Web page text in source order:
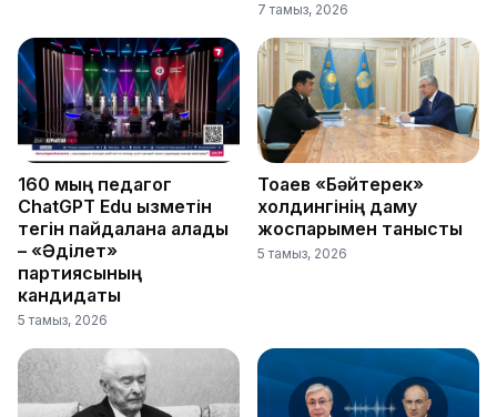
7 тамыз, 2026
160 мың педагог
ChatGPT Edu қызметін
тегін пайдалана алады
– «Әділет»
партиясының
кандидаты
5 тамыз, 2026
Тоқаев «Бәйтерек»
холдингінің даму
жоспарымен танысты
5 тамыз, 2026